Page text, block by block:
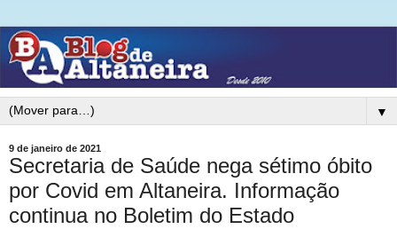
▼
9 de janeiro de 2021
Secretaria de Saúde nega sétimo óbito
por Covid em Altaneira. Informação
continua no Boletim do Estado